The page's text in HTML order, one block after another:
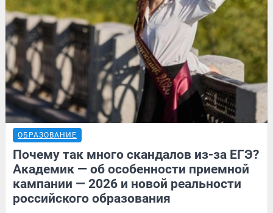
ОБРАЗОВАНИЕ
Почему так много скандалов из-за ЕГЭ?
Академик — об особенности приемной
кампании — 2026 и новой реальности
российского образования